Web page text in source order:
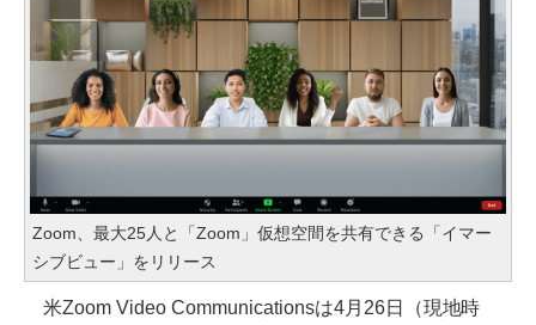
Zoom、最大25人と「Zoom」仮想空間を共有できる「イマー
シブビュー」をリリース
米Zoom Video Communicationsは4月26日（現地時